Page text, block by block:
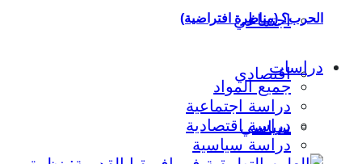
اجتماعي
اقتصادي
سياسي
الحرب؟ (مناظرة افتراضية)
دراسات
جميع المواد
دراسة اجتماعية
دراسة اقتصادية
دراسة سياسية